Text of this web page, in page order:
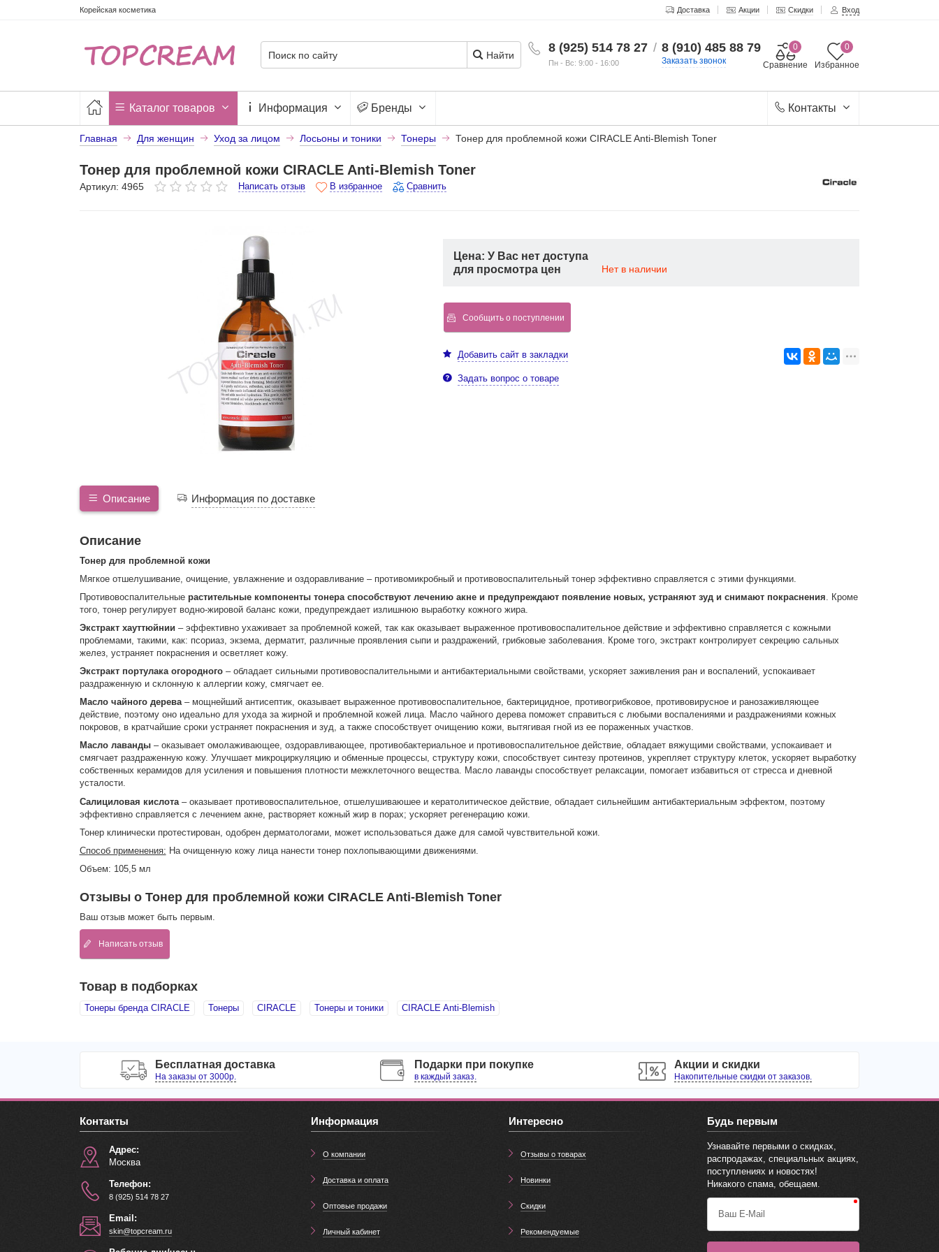
Корейская косметика Доставка Акции Скидки Вход
8 (925) 514 78 27
Пн - Вс: 9:00 - 16:00
/ 8 (910) 485 88 79
Заказать звонок Избранное
0
Сравнение
0
Найти
Каталог товаров Информация Бренды Контакты
Главная Для женщин Уход за лицом Лосьоны и тоники Тонеры Тонер для проблемной кожи CIRACLE Anti-Blemish Toner
Тонер для проблемной кожи CIRACLE Anti-Blemish Toner
Артикул: 4965 Написать отзыв В избранное Сравнить
Цена: У Вас нет доступа
для просмотра цен
Нет в наличии
Сообщить о поступлении
Добавить сайт в закладки
Задать вопрос о товаре
Описание Информация по доставке
Описание
Тонер для проблемной кожи
Мягкое отшелушивание, очищение, увлажнение и оздоравливание – противомикробный и противовоспалительный тонер эффективно справляется с этими функциями.
Противовоспалительные растительные компоненты тонера способствуют лечению акне и предупреждают появление новых, устраняют зуд и снимают покраснения . Кроме
того, тонер регулирует водно-жировой баланс кожи, предупреждает излишнюю выработку кожного жира.
Экстракт хауттюйнии – эффективно ухаживает за проблемной кожей, так как оказывает выраженное противовоспалительное действие и эффективно справляется с кожными
проблемами, такими, как: псориаз, экзема, дерматит, различные проявления сыпи и раздражений, грибковые заболевания. Кроме того, экстракт контролирует секрецию сальных
желез, устраняет покраснения и осветляет кожу.
Экстракт портулака огородного– обладает сильными противовоспалительными и антибактериальными свойствами, ускоряет заживления ран и воспалений, успокаивает
раздраженную и склонную к аллергии кожу, смягчает ее.
Масло чайного дерева – мощнейший антисептик, оказывает выраженное противовоспалительное, бактерицидное, противогрибковое, противовирусное и ранозаживляющее
действие, поэтому оно идеально для ухода за жирной и проблемной кожей лица. Масло чайного дерева поможет справиться с любыми воспалениями и раздражениями кожных
покровов, в кратчайшие сроки устраняет покраснения и зуд, а также способствует очищению кожи, вытягивая гной из ее пораженных участков.
Масло лаванды – оказывает омолаживающее, оздоравливающее, противобактериальное и противовоспалительное действие, обладает вяжущими свойствами, успокаивает и
смягчает раздраженную кожу. Улучшает микроциркуляцию и обменные процессы, структуру кожи, способствует синтезу протеинов, укрепляет структуру клеток, ускоряет выработку
собственных керамидов для усиления и повышения плотности межклеточного вещества. Масло лаванды способствует релаксации, помогает избавиться от стресса и дневной
усталости.
Салициловая кислота– оказывает противовоспалительное, отшелушиваюшее и кератолитическое действие, обладает сильнейшим антибактериальным эффектом, поэтому
эффективно справляется с лечением акне, растворяет кожный жир в порах; ускоряет регенерацию кожи.
Тонер клинически протестирован, одобрен дерматологами, может использоваться даже для самой чувствительной кожи.
Способ применения: На очищенную кожу лица нанести тонер похлопывающими движениями.
Объем: 105,5 мл
Отзывы о Тонер для проблемной кожи CIRACLE Anti-Blemish Toner
Ваш отзыв может быть первым.
Написать отзыв
Товар в подборках
Тонеры бренда CIRACLE Тонеры CIRACLE Тонеры и тоники CIRACLE Anti-Blemish
Бесплатная доставка
На заказы от 3000р.
Подарки при покупке
в каждый заказ.
Акции и скидки
Накопительные скидки от заказов.
Контакты
Адрес:
Москва
Телефон:
8 (925) 514 78 27
Email:
skin@topcream.ru
Информация
О компании
Доставка и оплата
Оптовые продажи
Личный кабинет
Интересно
Отзывы о товарах
Новинки
Скидки
Рекомендуемые
Будь первым
Узнавайте первыми о скидках,
распродажах, специальных акциях,
поступлениях и новостях!
Никакого спама, обещаем.
Ваш E-Mail